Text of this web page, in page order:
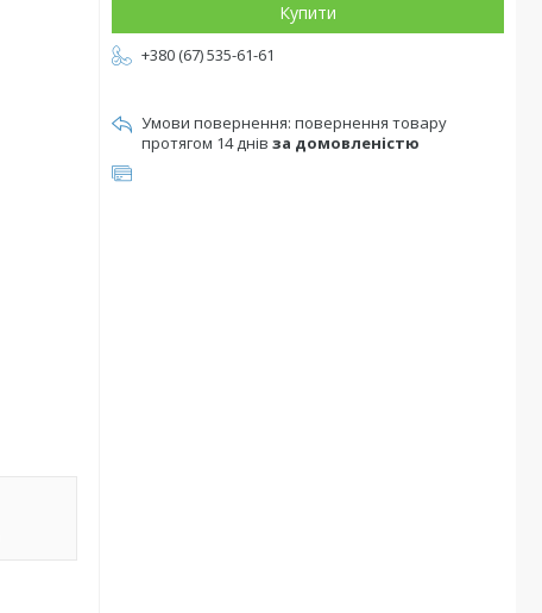
Купити
+380 (67) 535-61-61
повернення товару
протягом 14 днів за домовленістю